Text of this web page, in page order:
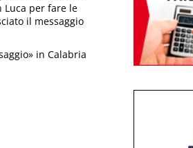
Luca per fare le
il messaggio
in Calabria